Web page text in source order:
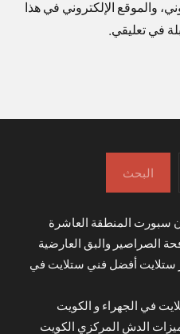
والموقع الإلكتروني في هذا
في تعليقي.
البحث
الصراصير والبق العارضية
ستلايت أفضل فني ستلايت في
في الجهراء و الكويت
الدش المركزي الكويت